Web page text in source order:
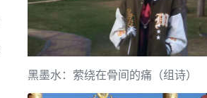
黑墨水：萦绕在骨间的痛（组诗）